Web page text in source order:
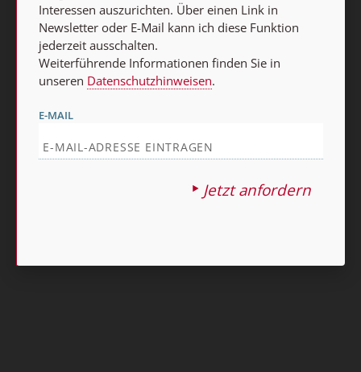
Vertrag widerrufen
Abo online kündigen
Interessen auszurichten. Über einen Link in
Newsletter oder E-Mail kann ich diese Funktion
jederzeit ausschalten.
Weiterführende Informationen finden Sie in
unseren Datenschutzhinweisen.
E-MAIL
Jetzt anfordern